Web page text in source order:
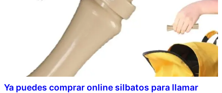
Ya puedes comprar online silbatos para llamar